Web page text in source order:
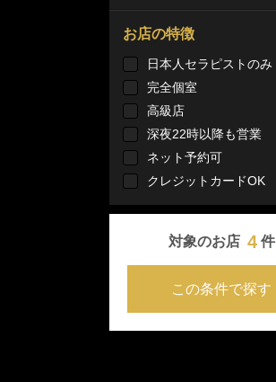
お店の特徴
日本人セラピストのみ
完全個室
高級店
深夜22時以降も営業
ネット予約可
クレジットカードOK
対象のお店 4 件
この条件で探す